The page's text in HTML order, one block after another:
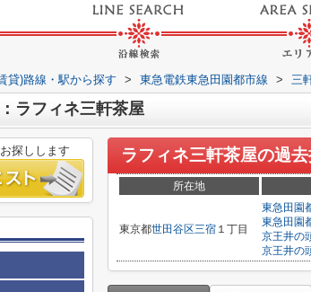
貸)路線・駅から探す > 東急電鉄東急田園都市線 > 三
ラフィネ三軒茶屋
ラフィネ三軒茶屋の過
所在地
東京都世田谷区三宿 １丁目
東急田園
東急田園
京王井の
京王井の
探しします